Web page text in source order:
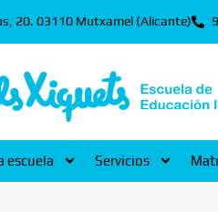
20. 03110 Mutxamel (Alicante)
escuela Servicios